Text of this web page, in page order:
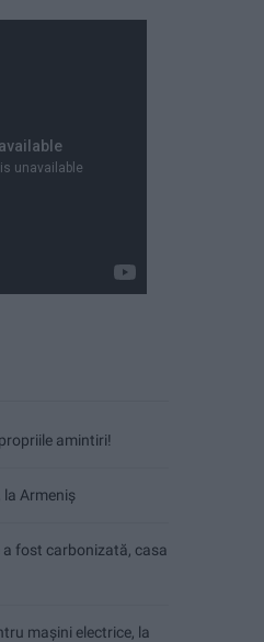
amintiri!
la Armeniș
a fost carbonizată, casa
mașini electrice, la